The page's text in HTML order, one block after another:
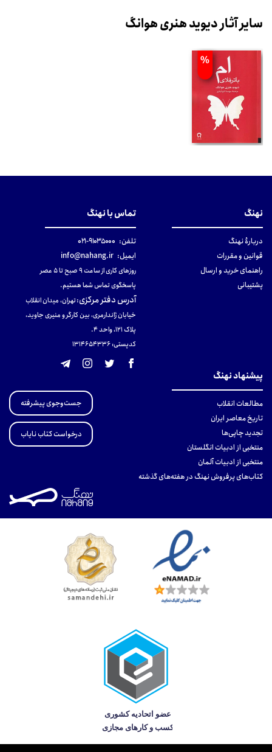
سایر آثار دیوید هنری هوانگ
%
نهنگ
دربارهٔ نهنگ
قوانین و مقررات
راهنمای خرید و ارسال
پشتیبانی
تماس با نهنگ
تلفن: ۹۱۰۳۵۰۰۰-۰۲۱
ایمیل: info@nahang.ir
روزهای کاری از ساعت ۹ صبح تا ۵ عصر
پاسخگوی تماس شما هستیم.
آدرس دفتر مرکزی:تهران، میدان انقلاب
خیابان ژاندارمری، بین کارگر و منیری جاوید،
پلاک 121، واحد ۴.
کدپستی: 131465433۶
پیشنهاد نهنگ
مطالعات انقلاب
تاریخ معاصر ایران
تجدید چاپی‌ها
منتخبی از ادبیات انگلستان
منتخبی از ادبیات آلمان
کتاب‌های پرفروش نهنگ در هفته‌های گذشته
جست‌وجوی پیشرفته
درخواست کتاب نایاب